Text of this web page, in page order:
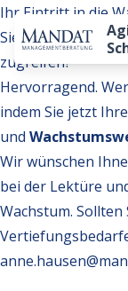
Ihr Eintritt in die
Sie möchten auf
zugreifen?
Hervorragend.
indem Sie jetzt
und
Wir wünschen
bei der Lektüre
Wachstum.